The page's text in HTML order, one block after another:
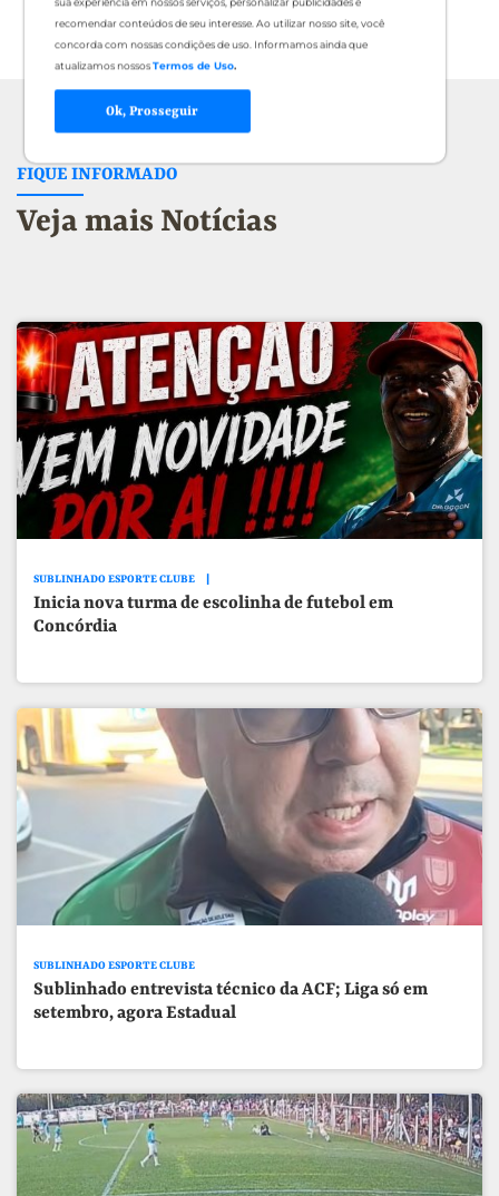
recomendar conteúdos de seu interesse. Ao utilizar nosso site, você
concorda com nossas condições de uso. Informamos ainda que
atualizamos nossosTermos de Uso.
Ok, Prosseguir
FIQUE INFORMADO
Veja mais Notícias
SUBLINHADO ESPORTE CLUBE
Inicia nova turma de escolinha de futebol em
Concórdia
SUBLINHADO ESPORTE CLUBE
Sublinhado entrevista técnico da ACF; Liga só em
setembro, agora Estadual